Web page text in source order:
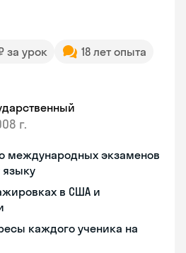
за урок
18 лет опыта
г.
международных экзаменов
языку
в США и
каждого ученика на